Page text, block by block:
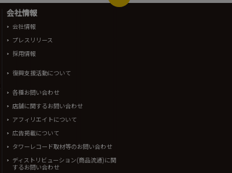
会社情報
会社情報
プレスリリース
採用情報
復興支援活動について
各種お問い合わせ
店舗に関するお問い合わせ
アフィリエイトについて
広告掲載について
タワーレコード取材等のお問い合わせ
ディストリビューション(商品流通)に関
するお問い合わせ